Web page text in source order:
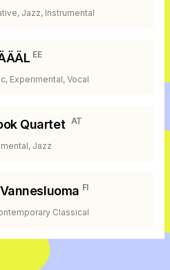
Jazz, Instrumental
EE
Experimental, Vocal
Quartet AT
Jazz
FI
Classical